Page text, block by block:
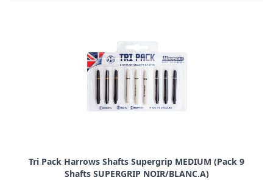
Tri Pack Harrows Shafts Supergrip MEDIUM (Pack 9
Shafts SUPERGRIP NOIR/BLANC.A)